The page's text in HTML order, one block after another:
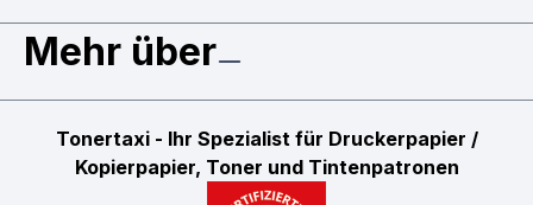
Mehr über
Tonertaxi - Ihr Spezialist für Druckerpapier /
Kopierpapier, Toner und Tintenpatronen